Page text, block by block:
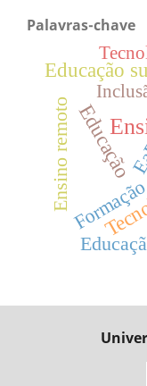
Palavras-chave
Educação
Educação
Ensino remoto